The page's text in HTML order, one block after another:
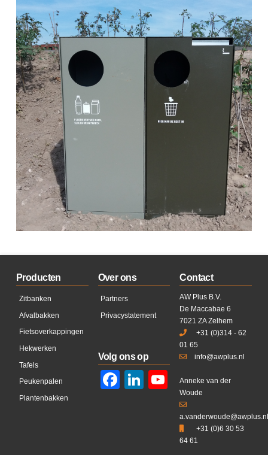
Producten
Zitbanken
Afvalbakken
Fietsoverkappingen
Hekwerken
Tafels
Peukenpalen
Plantenbakken
Over ons
Partners
Privacystatement
Volg ons op
Facebook
LinkedIn
YouTube
Contact
AW Plus B.V.
De Maccabae 6
7021 ZA Zelhem
+31 (0)314 - 62
01 65
info@awplus.nl
Anneke van der
Woude
+31 (0)6 30 53
64 61